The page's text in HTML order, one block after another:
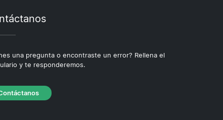
una pregunta o encontraste un error? Rellena el
y te responderemos.